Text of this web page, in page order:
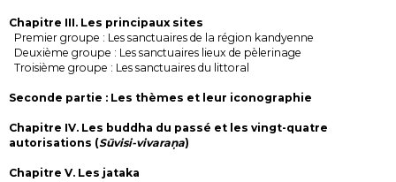
Chapitre III. Les principaux sites
Premier groupe : Les sanctuaires de la région kandyenne
Deuxième groupe : Les sanctuaires lieux de pèlerinage
Troisième groupe : Les sanctuaires du littoral
Seconde partie : Les thèmes et leur iconographie
Chapitre IV. Les buddha du passé et les vingt-quatre
autorisations (Sūvisi-vivaraṇa)
Chapitre V. Les jataka